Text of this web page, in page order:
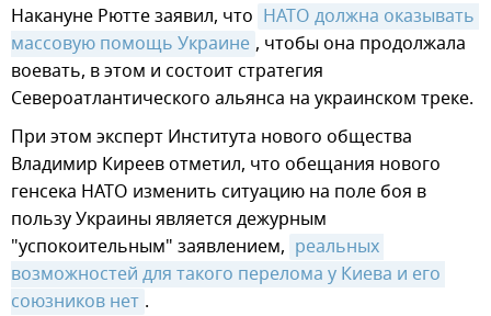
Накануне Рютте заявил, что НАТО должна оказывать
массовую помощь Украине , чтобы она продолжала
воевать, в этом и состоит стратегия
Североатлантического альянса на украинском треке.
При этом эксперт Института нового общества
Владимир Киреев отметил, что обещания нового
генсека НАТО изменить ситуацию на поле боя в
пользу Украины является дежурным
"успокоительным" заявлением, реальных
возможностей для такого перелома у Киева и его
союзников нет .